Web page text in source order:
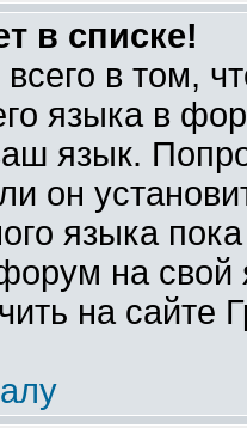
в списке!
в том,
языка в
язык.
он
языка
форум на
на сайте